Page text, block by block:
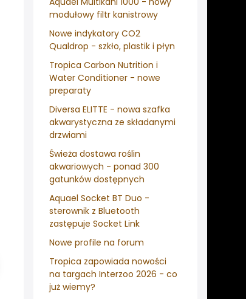
modułowy filtr kanistrowy
Nowe indykatory CO2
Qualdrop - szkło, plastik i płyn
Tropica Carbon Nutrition i
Water Conditioner - nowe
preparaty
Diversa ELITTE - nowa szafka
akwarystyczna ze składanymi
drzwiami
Świeża dostawa roślin
akwariowych - ponad 300
gatunków dostępnych
Aquael Socket BT Duo -
sterownik z Bluetooth
zastępuje Socket Link
Nowe profile na forum
Tropica zapowiada nowości
na targach Interzoo 2026 - co
już wiemy?